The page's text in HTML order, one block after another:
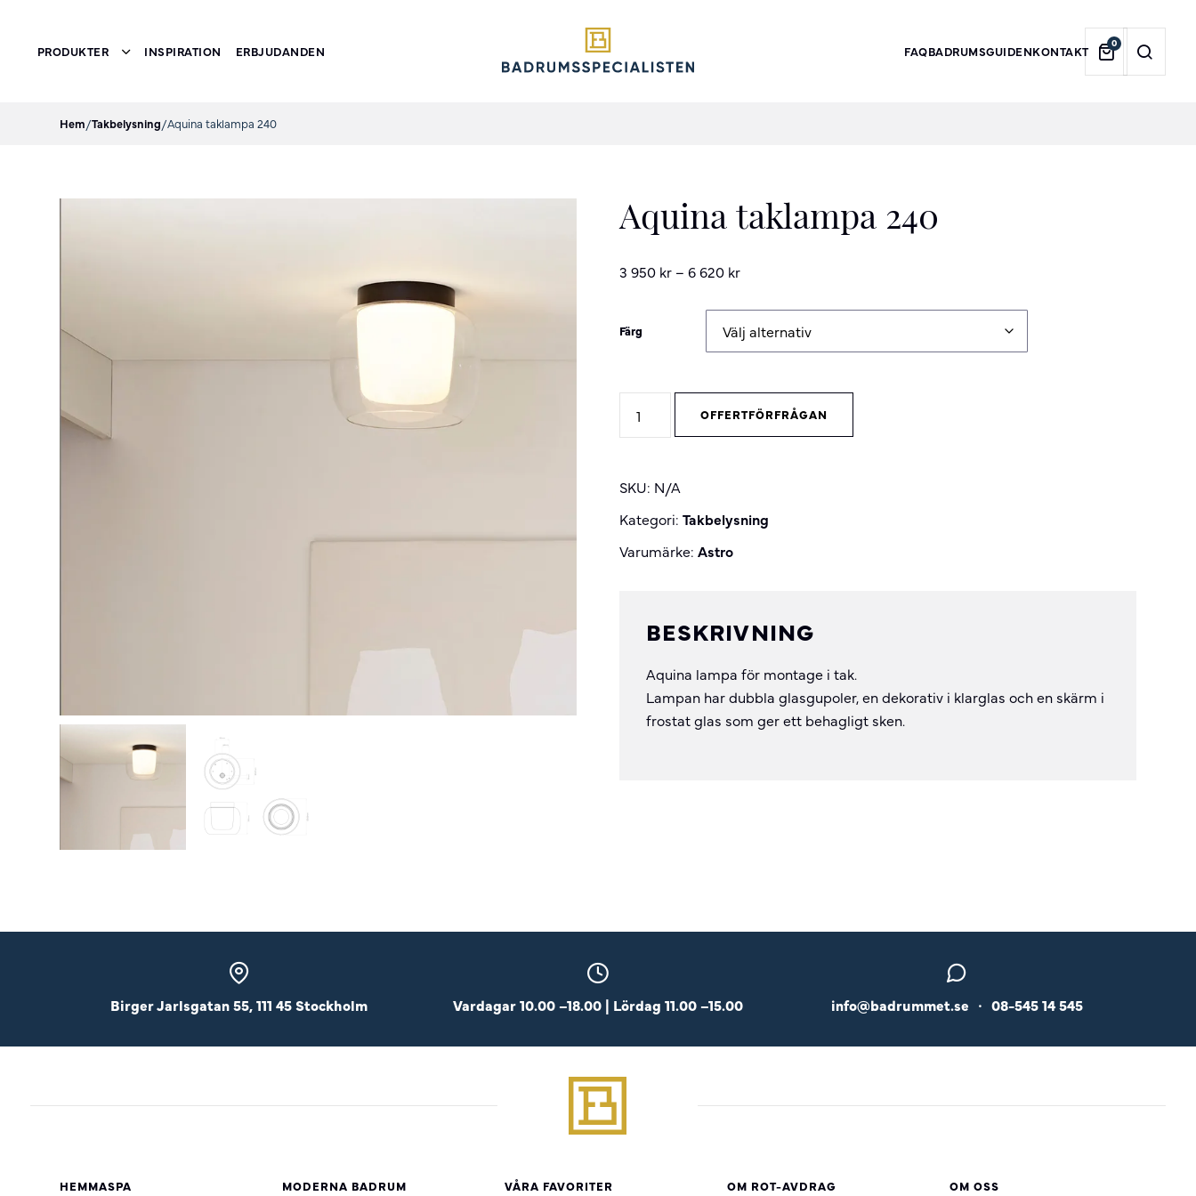
PRODUKTER Toggle submenu
INSPIRATION ERBJUDANDEN FAQBADRUMSGUIDENKONTAKT
0
Hem/Takbelysning/Aquina taklampa 240
Aquina taklampa 240
3 950 kr –6 620 kr
Färg
taklampa
OFFERTFÖRFRÅGAN
SKU: N/A
Kategori:Takbelysning
Varumärke:Astro
BESKRIVNING
Aquina lampa för montage i tak.
Lampan har dubbla glasgupoler, en dekorativ i klarglas och en skärm i
frostat glas som ger ett behagligt sken.
Birger Jarlsgatan 55, 111 45 Stockholm Vardagar 10.00 –18.00 | Lördag 11.00 –15.00 info@badrummet.se • 08-545 14 545
HEMMASPA MODERNA BADRUM VÅRA FAVORITER OM ROT-AVDRAG OM OSS